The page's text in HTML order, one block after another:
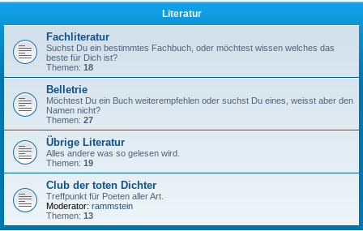
Literatur
Fachliteratur
Suchst Du ein bestimmtes Fachbuch, oder möchtest wissen welches das
beste für Dich ist?
Themen: 18
Belletrie
Möchtest Du ein Buch weiterempfehlen oder suchst Du eines, weisst aber den
Namen nicht?
Themen: 27
Übrige Literatur
Alles andere was so gelesen wird.
Themen: 19
Club der toten Dichter
Treffpunkt für Poeten aller Art.
Moderator: rammstein
Themen: 13